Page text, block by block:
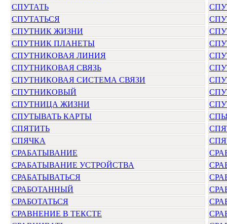
СПУТАТЬ
СПУТАТЬСЯ
СПУТНИК ЖИЗНИ
СПУТНИК ПЛАНЕТЫ
СПУТНИКОВАЯ ЛИНИЯ
СПУТНИКОВАЯ СВЯЗЬ
СПУТНИКОВАЯ СИСТЕМА СВЯЗИ
СПУТНИКОВЫЙ
СПУТНИЦА ЖИЗНИ
СПУТЫВАТЬ КАРТЫ
СПЯТИТЬ
СПЯЧКА
СРАБАТЫВАНИЕ
СРАБАТЫВАНИЕ УСТРОЙСТВА
СРАБАТЫВАТЬСЯ
СРАБОТАННЫЙ
СРАБОТАТЬСЯ
СРАВНЕНИЕ В ТЕКСТЕ